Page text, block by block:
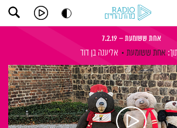
אחת ששומעת – 7.2.19
אחת ששומעת אליענה בן דוד